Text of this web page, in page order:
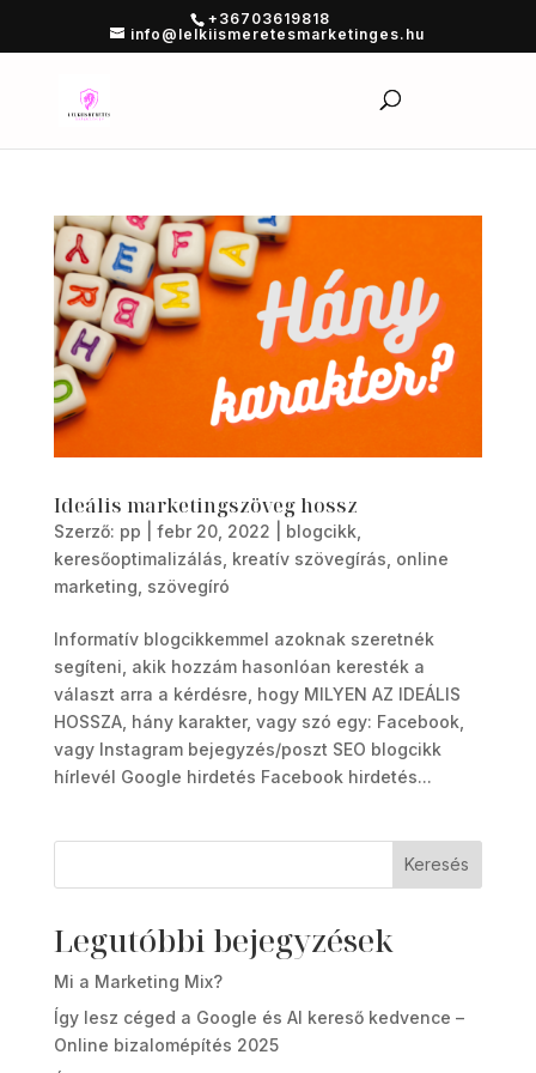
+36703619818
info@lelkiismeretesmarketinges.hu
Ideális marketingszöveg hossz
Szerző: pp febr 20, 2022 blogcikk
keresőoptimalizálás kreatív szövegírás online
marketing szövegíró
Informatív blogcikkemmel azoknak szeretnék
segíteni, akik hozzám hasonlóan keresték a
választ arra a kérdésre, hogy MILYEN AZ IDEÁLIS
HOSSZA, hány karakter, vagy szó egy: Facebook,
vagy Instagram bejegyzés/poszt SEO blogcikk
hírlevél Google hirdetés Facebook hirdetés...
Keresés
Legutóbbi bejegyzések
Mi a Marketing Mix?
Így lesz céged a Google és AI kereső kedvence –
Online bizalomépítés 2025